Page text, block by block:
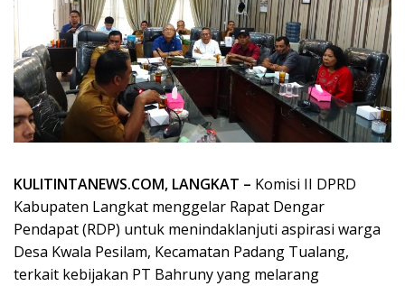
KULITINTANEWS.COM, LANGKAT – Komisi II DPRD
Kabupaten Langkat menggelar Rapat Dengar
Pendapat (RDP) untuk menindaklanjuti aspirasi warga
Desa Kwala Pesilam, Kecamatan Padang Tualang,
terkait kebijakan PT Bahruny yang melarang